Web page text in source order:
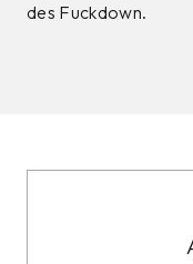
des Fuckdown.